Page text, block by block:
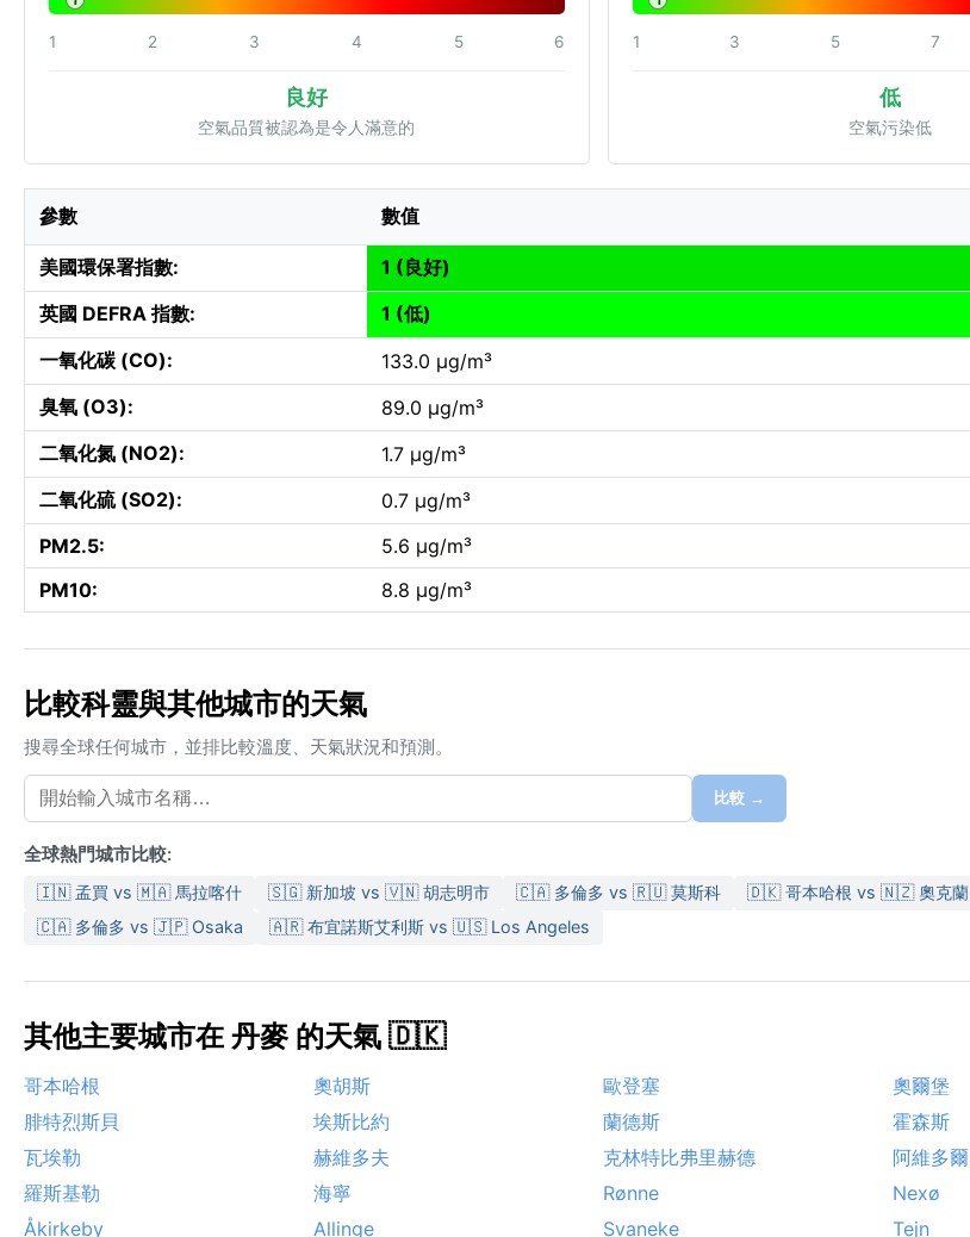
1 2 3 4 5 6
良好
空氣品質被認為是令人滿意的
1 3 5 7
低
空氣污染低
參數 數值
美國環保署指數:
1 (良好)
英國 DEFRA 指數:
1 (低)
一氧化碳 (CO):
133.0 µg/m³
臭氧 (O3):
89.0 µg/m³
二氧化氮 (NO2):
1.7 µg/m³
二氧化硫 (SO2):
0.7 µg/m³
PM2.5:
5.6 µg/m³
PM10:
8.8 µg/m³
比較科靈與其他城市的天氣
搜尋全球任何城市，並排比較溫度、天氣狀況和預測。
比較 →
全球熱門城市比較:
🇮🇳 孟買 vs 🇲🇦 馬拉喀什 🇸🇬 新加坡 vs 🇻🇳 胡志明市 🇨🇦 多倫多 vs 🇷🇺 莫斯科
🇩🇰 哥本哈根 vs 🇳🇿 奧克蘭
🇨🇦 多倫多 vs 🇯🇵 Osaka
🇦🇷 布宜諾斯艾利斯 vs 🇺🇸 Los Angeles
其他主要城市在 丹麥 的天氣 🇩🇰
哥本哈根 奧胡斯 歐登塞
奧爾堡
腓特烈斯貝
埃斯比約 蘭德斯
霍森斯
瓦埃勒
赫維多夫 克林特比弗里赫德
阿維多爾
羅斯基勒
海寧 Rønne
Nexø
Åkirkeby
Allinge Svaneke Tejn